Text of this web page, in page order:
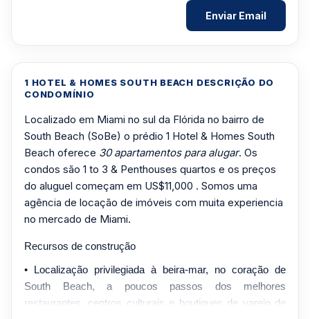
1 HOTEL & HOMES SOUTH BEACH DESCRIÇÃO DO
CONDOMÍNIO
Localizado em Miami no sul da Flórida no bairro de
South Beach (SoBe) o prédio 1 Hotel & Homes South
Beach oferece 30 apartamentos para alugar. Os
condos são 1 to 3 & Penthouses quartos e os preços
do aluguel começam em US$11,000 . Somos uma
agência de locação de imóveis com muita experiencia
no mercado de Miami.
Recursos de construção
• Localização privilegiada à beira-mar, no coração de
South Beach, a poucos passos dos melhores
restaurantes, centros culturais e boutiques de varejo de